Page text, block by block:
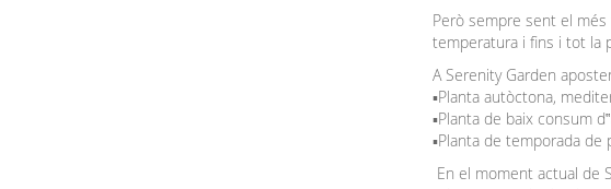
Però sempre sent el
temperatura i fins i tot la
A Serenity Garden
▪️Planta autòctona,
▪️Planta de baix consum
▪️Planta de temporada de
En el moment actual de